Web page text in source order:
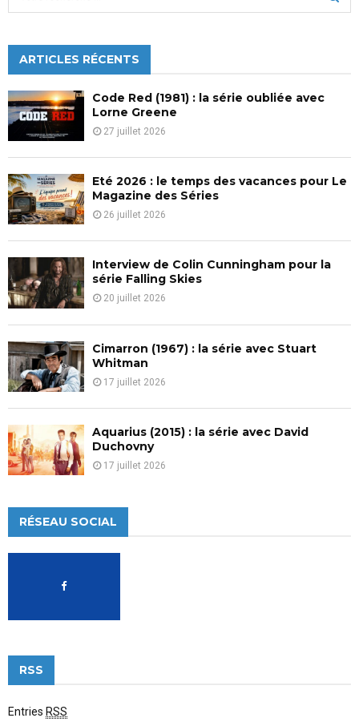
h
f
o
r
:
C
H
ARTICLES RÉCENTS
Code Red (1981) : la série oubliée avec
Lorne Greene
27 juillet 2026
Eté 2026 : le temps des vacances pour Le
Magazine des Séries
26 juillet 2026
Interview de Colin Cunningham pour la
série Falling Skies
20 juillet 2026
Cimarron (1967) : la série avec Stuart
Whitman
17 juillet 2026
Aquarius (2015) : la série avec David
Duchovny
17 juillet 2026
RÉSEAU SOCIAL
RSS
Entries RSS